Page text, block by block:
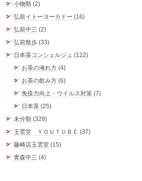
小物類 (2)
弘前イトーヨーカドー (16)
弘前中三 (2)
弘前散歩 (33)
日本茶コンシェルジュ (122)
お茶の淹れ方 (4)
お茶の飲み方 (6)
免疫力向上・ウイルス対策 (7)
日本茶 (25)
未分類 (329)
玉雲堂 ＹＯＵＴＵＢＥ (37)
藤崎店玉雲堂 (15)
青森中三 (4)